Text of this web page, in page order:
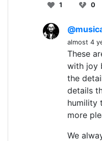
1 0
almost 4
These
with joy
the
details
humility
more
We